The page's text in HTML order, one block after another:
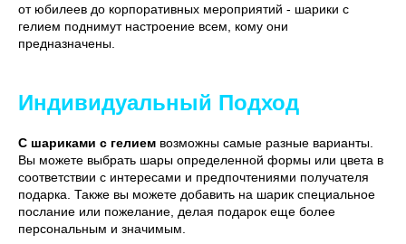
от юбилеев до корпоративных мероприятий - шарики с
гелием поднимут настроение всем, кому они
предназначены.
Индивидуальный Подход
С шариками с гелием возможны самые разные варианты.
Вы можете выбрать шары определенной формы или цвета в
соответствии с интересами и предпочтениями получателя
подарка. Также вы можете добавить на шарик специальное
послание или пожелание, делая подарок еще более
персональным и значимым.